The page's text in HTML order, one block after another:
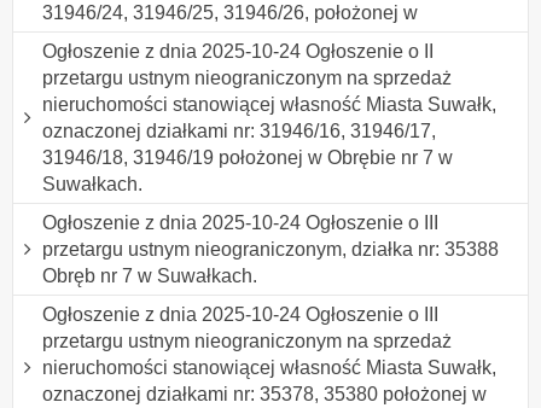
31946/24, 31946/25, 31946/26, położonej w
Ogłoszenie z dnia 2025-10-24 Ogłoszenie o II
przetargu ustnym nieograniczonym na sprzedaż
nieruchomości stanowiącej własność Miasta Suwałk,
oznaczonej działkami nr: 31946/16, 31946/17,
31946/18, 31946/19 położonej w Obrębie nr 7 w
Suwałkach.
Ogłoszenie z dnia 2025-10-24 Ogłoszenie o III
przetargu ustnym nieograniczonym, działka nr: 35388
Obręb nr 7 w Suwałkach.
Ogłoszenie z dnia 2025-10-24 Ogłoszenie o III
przetargu ustnym nieograniczonym na sprzedaż
nieruchomości stanowiącej własność Miasta Suwałk,
oznaczonej działkami nr: 35378, 35380 położonej w